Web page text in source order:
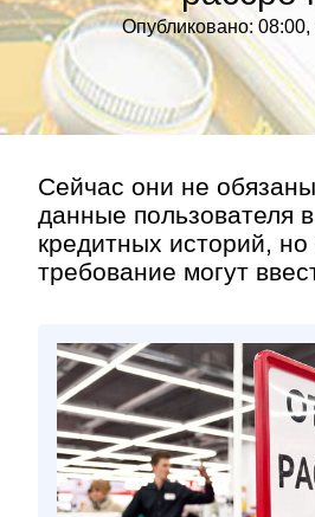
Опубликовано: 08:00,
Сейчас они не
данные пользователя
кредитных историй, но
требование могут
Правила»
Контакт»